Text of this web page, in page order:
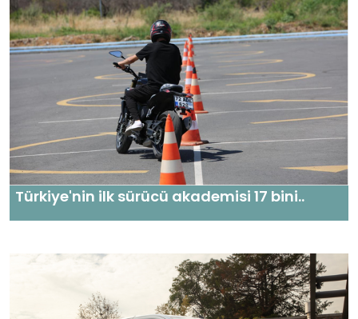
Türkiye'nin ilk sürücü akademisi 17 bini..